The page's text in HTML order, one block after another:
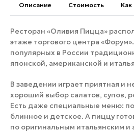
Особо
природные
Описание Cтоимость Как
Ресторан «Оливия Пицца»
этаже торгового центра «Форум».
популярных в России
японской, американской и
В заведении играет приятная и
хороший выбор салатов, супов,
Есть даже специальные меню:
блинное и детское. А пиццу
по оригинальным итальянским и